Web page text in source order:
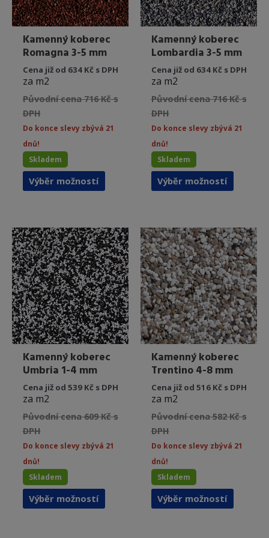
Kamenný koberec
Romagna 3-5 mm
Cena již od 634 Kč s DPH
za m2
Původní cena 716 Kč s
DPH
Do konce slevy zbývá 21
dnů!
Skladem
Výběr možností
Tento
produkt
variant.
Možnosti
lze
vybrat
na
stránce
produktu
Kamenný koberec
Lombardia 3-5 mm
Cena již od 634 Kč s DPH
za m2
Původní cena 716 Kč s
DPH
Do konce slevy zbývá 21
dnů!
Skladem
Výběr možností
Tento
produkt
variant.
lze
vybrat
na
stránce
Kamenný koberec
Umbria 1-4 mm
Cena již od 539 Kč s DPH
za m2
Původní cena 609 Kč s
DPH
Do konce slevy zbývá 21
dnů!
Skladem
Výběr možností
Tento
produkt
Kamenný koberec
Trentino 4-8 mm
Cena již od 516 Kč s DPH
za m2
Původní cena 582 Kč s
DPH
Do konce slevy zbývá 21
dnů!
Skladem
Výběr možností
Tento
produkt